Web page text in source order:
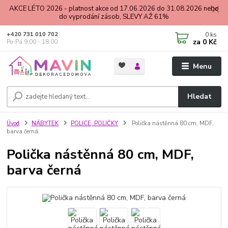
AKCE LÉTO 2026 - platnost akce od 17.06.2026 do 31.08.2026 nebo
do vyprodání zásob, SLEVY AŽ 61%
Menu
Hledat
+420 731 010 702
Po-Pá 9.00 - 18.00
0 ks
za 0 Kč
Úvod NÁBYTEK POLICE, POLIČKY
Polička nástěnná 80 cm, MDF,
barva černá
Polička nástěnná 80 cm, MDF,
barva černá